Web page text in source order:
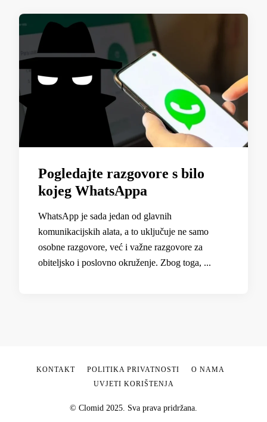
Pogledajte razgovore s bilo
kojeg WhatsAppa
WhatsApp je sada jedan od glavnih
komunikacijskih alata, a to uključuje ne samo
osobne razgovore, već i važne razgovore za
obiteljsko i poslovno okruženje. Zbog toga, ...
© Clomid 2025. Sva prava pridržana.
KONTAKT POLITIKA PRIVATNOSTI
O NAMA
UVJETI KORIŠTENJA